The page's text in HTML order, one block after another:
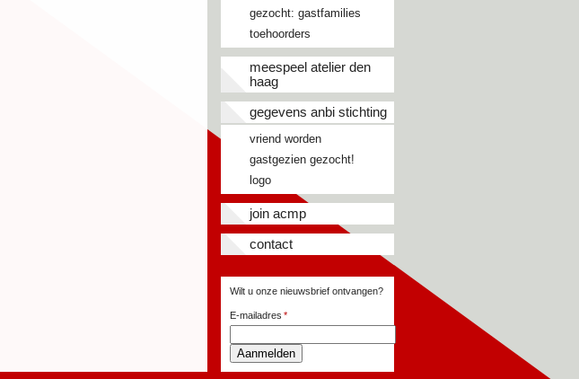
gezocht: gastfamilies
toehoorders
meespeel atelier den
haag
gegevens anbi stichting
vriend worden
gastgezien gezocht!
logo
join acmp
contact
Wilt u onze nieuwsbrief ontvangen?
E-mailadres
Aanmelden